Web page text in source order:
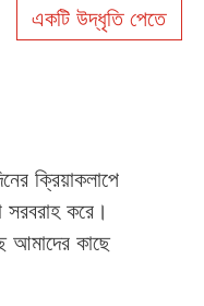
একটি উদ্ধৃতি পেতে
ক্রিয়াকলাপে
সরবরাহ করে।
আমাদের কাছে